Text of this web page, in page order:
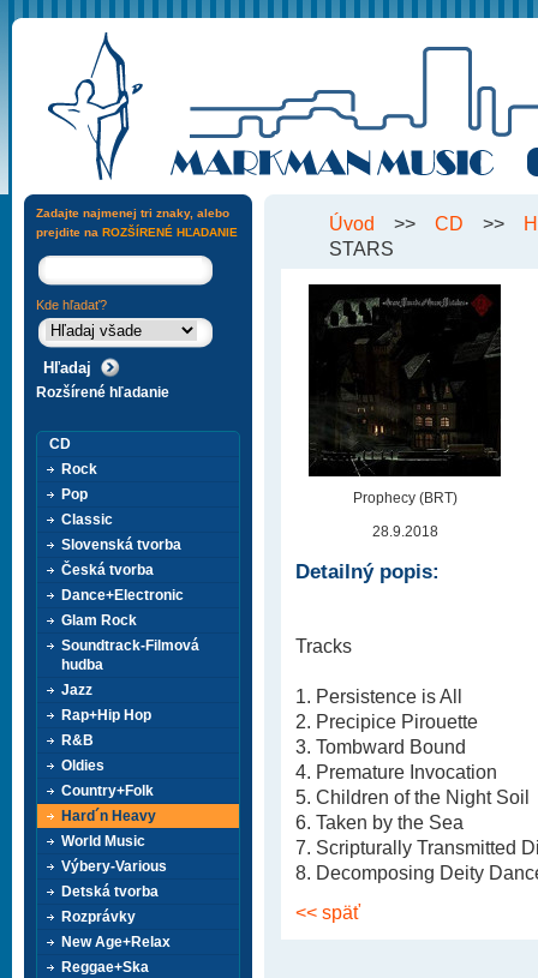
Úvod >> CD >>
STARS
Prophecy (BRT)
28.9.2018
Detailný popis:
Tracks
1. Persistence is All
2. Precipice Pirouette
3. Tombward Bound
4. Premature Invocation
5. Children of the Night Soil
6. Taken by the Sea
7. Scripturally Transmitted
8. Decomposing Deity
<< späť
Zadajte najmenej tri znaky, alebo
prejdite na ROZŠÍRENÉ HĽADANIE
Kde hľadať?
Rozšírené hľadanie
CD
Rock
Pop
Classic
Slovenská tvorba
Česká tvorba
Dance+Electronic
Glam Rock
Soundtrack-Filmová
hudba
Jazz
Rap+Hip Hop
R&B
Oldies
Country+Folk
Hard´n Heavy
World Music
Výbery-Various
Detská tvorba
Rozprávky
New Age+Relax
Reggae+Ska